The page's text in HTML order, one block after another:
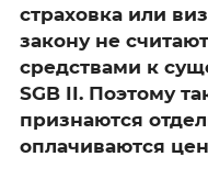
страховка или
закону не
средствами к
SGB II. Поэтому
признаются
оплачиваются